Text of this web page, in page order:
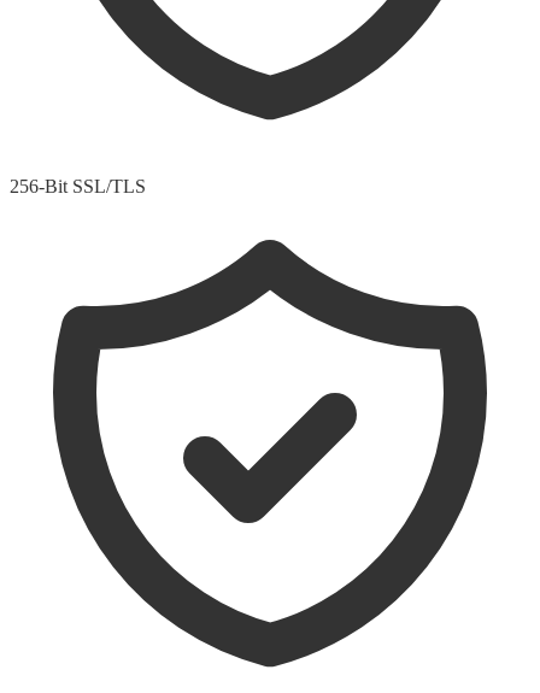
256-Bit SSL/TLS